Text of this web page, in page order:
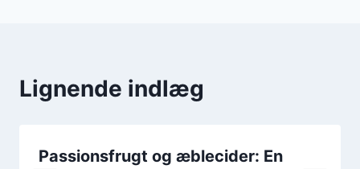
Lignende indlæg
Passionsfrugt og æblecider: En